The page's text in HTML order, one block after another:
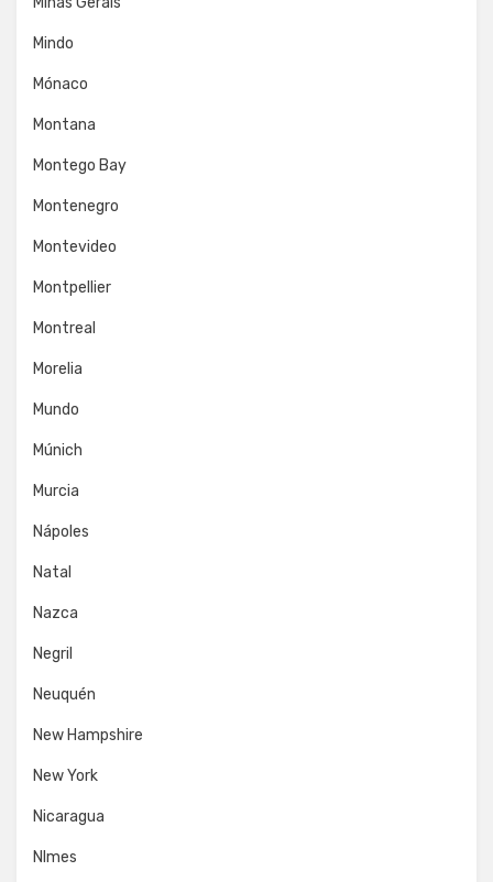
Mindo
Mónaco
Montana
Montego Bay
Montenegro
Montevideo
Montpellier
Montreal
Morelia
Mundo
Múnich
Murcia
Nápoles
Natal
Nazca
Negril
Neuquén
New Hampshire
New York
Nicaragua
NImes